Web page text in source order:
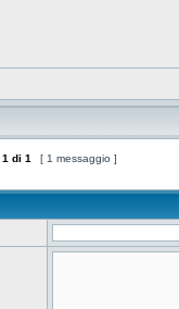
1 di 1 [ 1 messaggio ]